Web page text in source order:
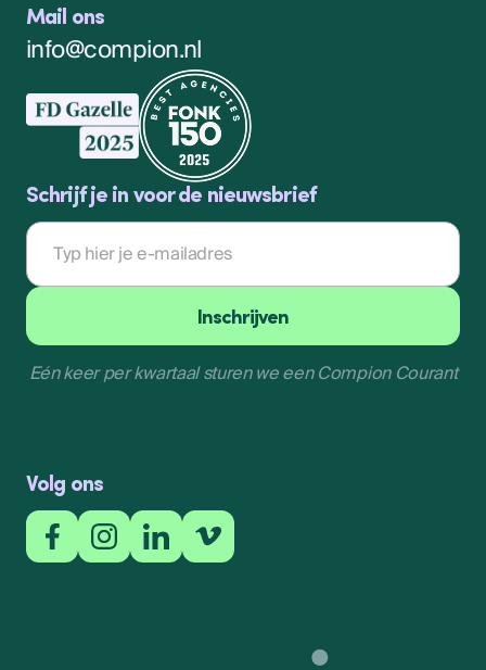
Mail ons
info@compion.nl
Schrijf je in voor de nieuwsbrief
E-
mailadres
Inschrijven
Inschrijven
Eén keer per kwartaal sturen we een Compion Courant
Volg ons